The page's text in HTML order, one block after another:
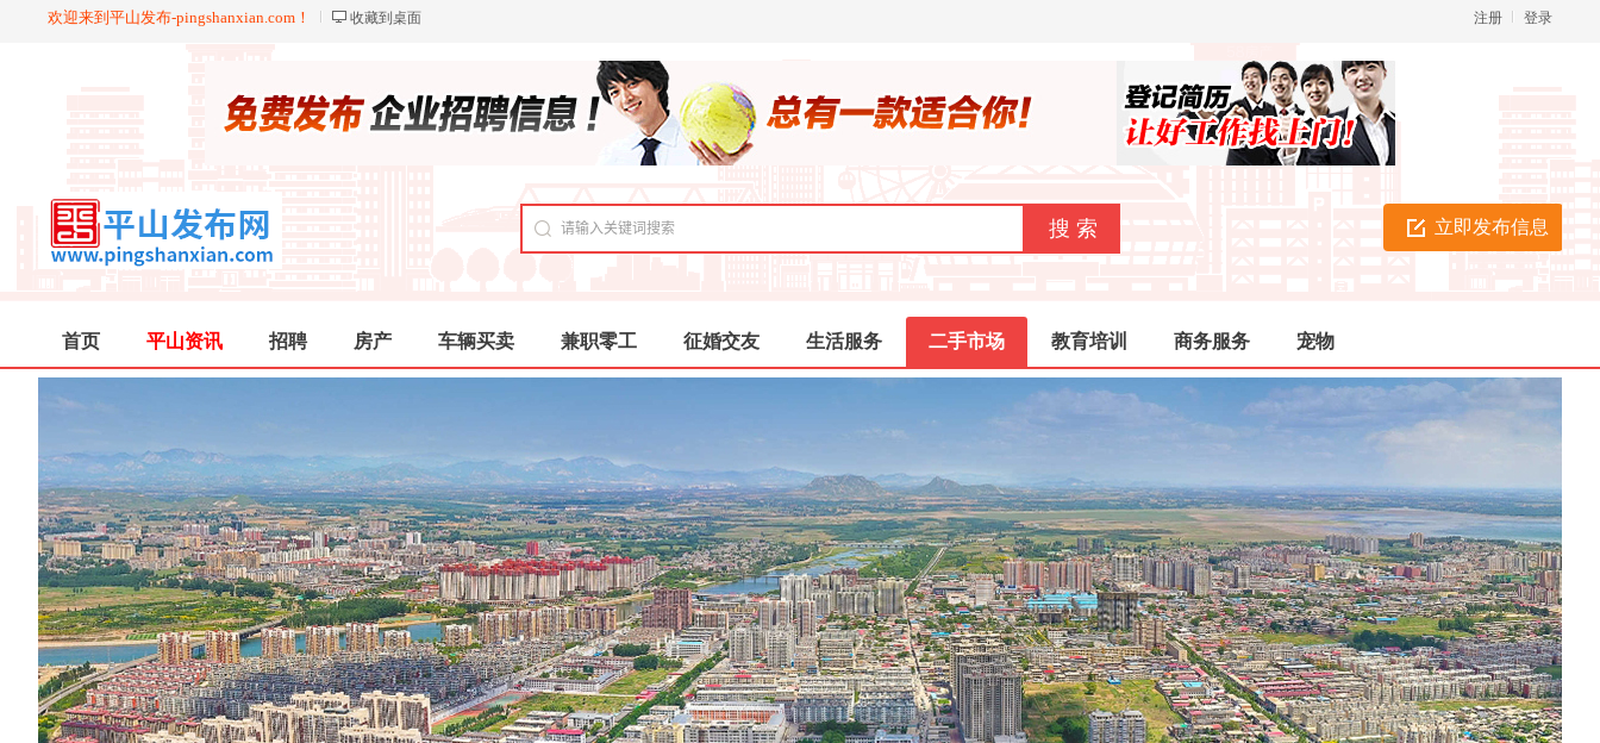
欢迎来到平山发布-pingshanxian.com！ 收藏到桌面 登录
注册
立即发布信息
首页 平山资讯 招聘 房产 车辆买卖 兼职零工 征婚交友 生活服务 二手市场 教育培训 商务服务 宠物